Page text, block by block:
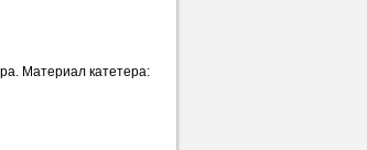
Материал катетера: